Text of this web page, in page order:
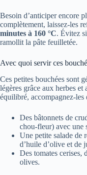
Besoin d’anticiper encore
complètement, laissez-les
minutes à 160 °C. Évitez
ramollit la pâte feuilletée.
Avec quoi servir ces
Ces petites bouchées sont
légères grâce aux herbes
équilibré, accompagnez-les
Des bâtonnets de
chou-fleur) avec une
Une petite salade de
d’huile d’olive et de
Des tomates cerises,
olives.